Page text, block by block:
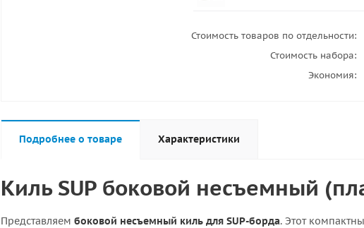
Стоимость товаров по отдельности:
Стоимость набора:
Экономия:
Подробнее о товаре Характеристики
Киль SUP боковой несъемный
Представляем боковой несъемный киль для SUP-борда. Этот